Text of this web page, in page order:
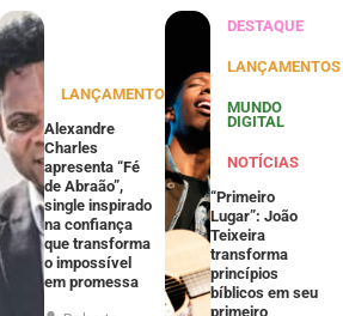
LANÇAMENTOS
Alexandre
Charles
apresenta “Fé
de Abraão”,
single inspirado
na confiança
que transforma
o impossível
em promessa
DESTAQUE
LANÇAMENTOS
MUNDO
DIGITAL
NOTÍCIAS
“Primeiro
Lugar”: João
Teixeira
transforma
princípios
bíblicos em seu
primeiro